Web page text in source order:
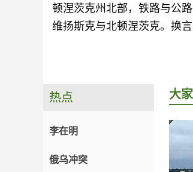
顿涅茨克州北部，铁路与公
维扬斯克与北顿涅茨克。换
热点
李在明
俄乌冲突
大